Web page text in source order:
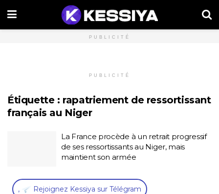
PUBLICITÉ
PUBLICITÉ
Étiquette : rapatriement de ressortissant
français au Niger
La France procède à un retrait progressif
de ses ressortissants au Niger, mais
maintient son armée
, Rejoignez Kessiya sur Télégram